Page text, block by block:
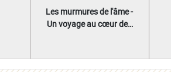
Les murmures de l'âme -
Un voyage au cœur des